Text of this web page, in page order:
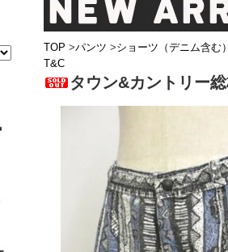
TOP >パンツ >ショーツ（デニム含む
T&C
タウン&カントリー